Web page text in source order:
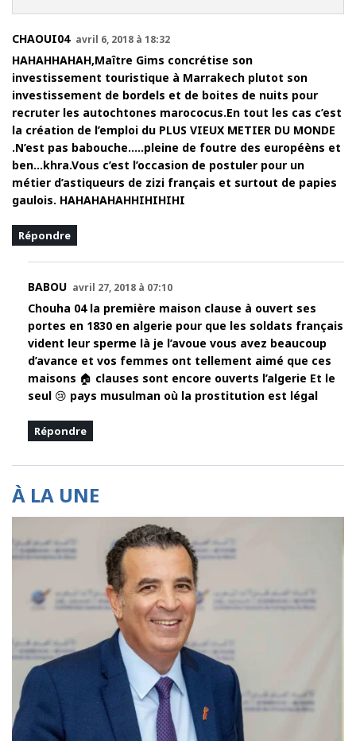
CHAOUI04 avril 6, 2018 à 18:32
HAHAHHAHAH,Maître Gims concrétise son
investissement touristique à Marrakech plutot son
investissement de bordels et de boites de nuits pour
recruter les autochtones marococus.En tout les cas c’est
la création de l’emploi du PLUS VIEUX METIER DU MONDE
.N’est pas babouche…..pleine de foutre des européèns et
ben…khra.Vous c’est l’occasion de postuler pour un
métier d’astiqueurs de zizi français et surtout de papies
gaulois. HAHAHAHAHHIHIHIHI
Répondre
BABOU avril 27, 2018 à 07:10
Chouha 04 la première maison clause à ouvert ses
portes en 1830 en algerie pour que les soldats français
vident leur sperme là je l’avoue vous avez beaucoup
d’avance et vos femmes ont tellement aimé que ces
maisons 🏠 clauses sont encore ouverts l’algerie Et le
seul 😢 pays musulman où la prostitution est légal
Répondre
À LA UNE